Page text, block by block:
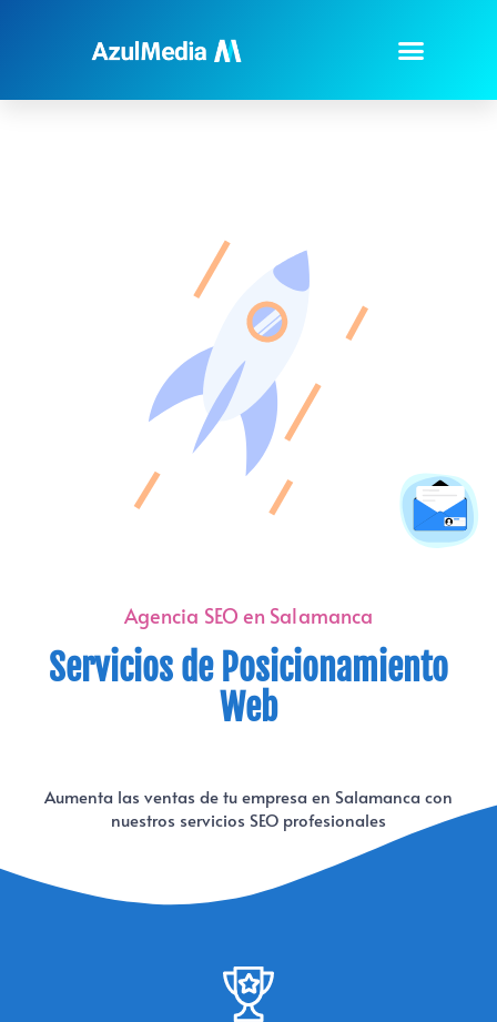
Agencia SEO en Salamanca
Servicios de Posicionamiento
Web
Aumenta las ventas de tu empresa en Salamanca con
nuestros servicios SEO profesionales